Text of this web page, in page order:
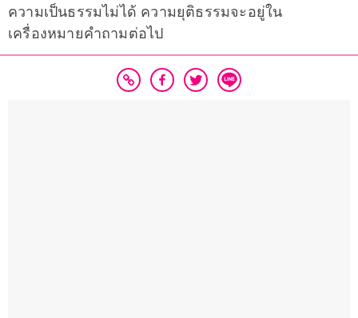
ความเป็นธรรมไม่ได้ ความยุติธรรมจะอยู่ใน
เครื่องหมายคำถามต่อไป